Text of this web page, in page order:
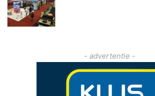
- advertentie -